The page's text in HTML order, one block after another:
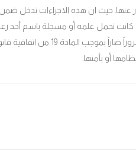
عنها. حيث ان هذه الاجراءات تدخل
تحمل علمه أو مسجلة باسم أحد
متورطة بشكل مباشر أو غير مباشر في حربه ضد غزة،
أو بأمنها.